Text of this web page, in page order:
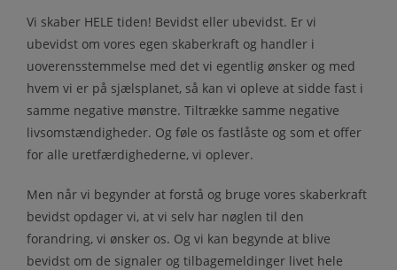
Vi skaber HELE tiden! Bevidst eller ubevidst. Er vi
ubevidst om vores egen skaberkraft og handler i
uoverensstemmelse med det vi egentlig ønsker og med
hvem vi er på sjælsplanet, så kan vi opleve at sidde fast i
samme negative mønstre. Tiltrække samme negative
livsomstændigheder. Og føle os fastlåste og som et offer
for alle uretfærdighederne, vi oplever.
Men når vi begynder at forstå og bruge vores skaberkraft
bevidst opdager vi, at vi selv har nøglen til den
forandring, vi ønsker os. Og vi kan begynde at blive
bevidst om de signaler og tilbagemeldinger livet hele